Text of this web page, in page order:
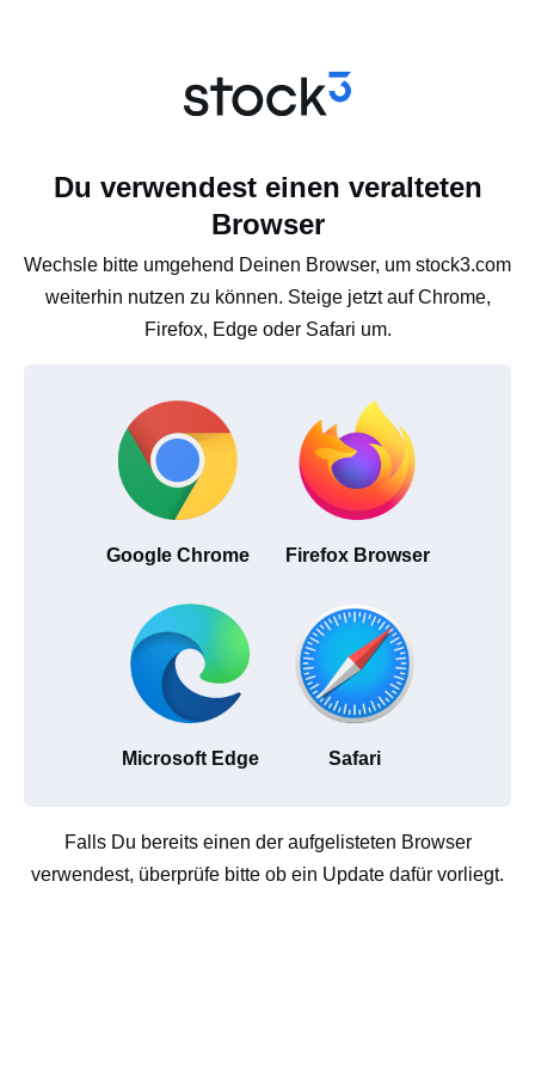
Du verwendest einen veralteten
Browser
Wechsle bitte umgehend Deinen Browser, um stock3.com
weiterhin nutzen zu können. Steige jetzt auf Chrome,
Firefox, Edge oder Safari um.
Google Chrome Firefox Browser
Microsoft Edge Safari
Falls Du bereits einen der aufgelisteten Browser
verwendest, überprüfe bitte ob ein Update dafür vorliegt.